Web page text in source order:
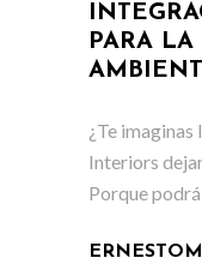
PARA
¿Te
Interiors
Porque